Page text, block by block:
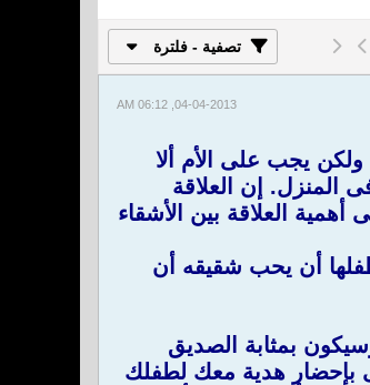
تصفية - فلترة
04-04-2013, 06:12 AM
ولكن يجب على الأم ألا
المنزل. إن العلاقة
العلاقة بين الأشقاء
أن يحب شقيقه أن
بمثابة الصديق
بإحضار هدية معك لطفلك